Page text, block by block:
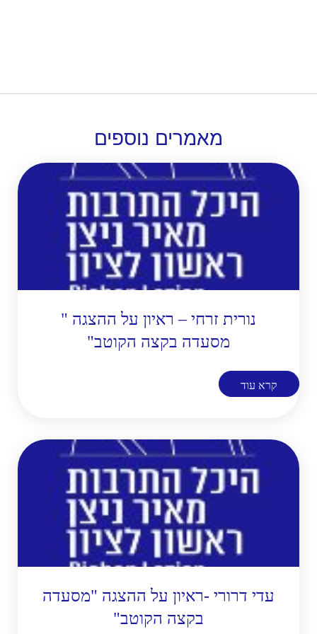
מאמרים נוספים
נורית זרחי – ראיון על ההצגה "
מסעדה בקצה הקוטב"
קרא עוד
עדי דרורי -ראיון על ההצגה "מסעדה
בקצה הקוטב"